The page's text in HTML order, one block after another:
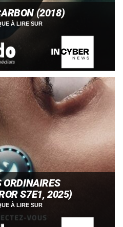
(2018)
À LIRE SUR
ORDINAIRES
S7E1, 2025)
À LIRE SUR